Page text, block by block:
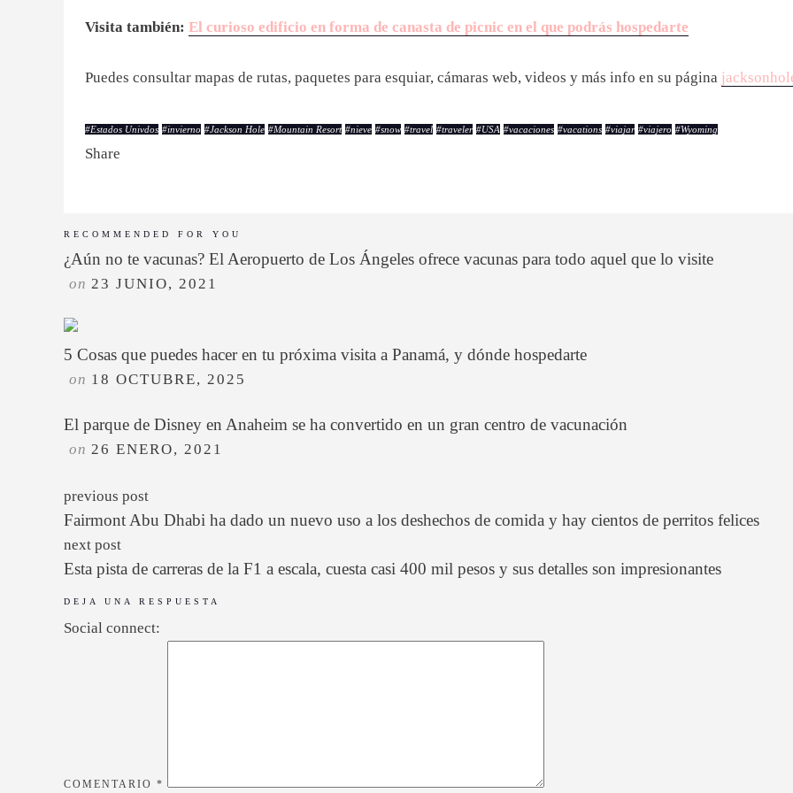
Visita también: El curioso edificio en forma de canasta de picnic en el que podrás hospedarte
Puedes consultar mapas de rutas, paquetes para esquiar, cámaras web, videos y más info en su página
#Estados Univdos #invierno #Jackson Hole #Mountain Resort #nieve #snow #travel #traveler #USA #vacaciones #vacations #viajar #viajero #Wyoming
Share
RECOMMENDED FOR YOU
¿Aún no te vacunas? El Aeropuerto de Los Ángeles ofrece vacunas para todo aquel que lo visite
on 23 JUNIO, 2021
5 Cosas que puedes hacer en tu próxima visita a Panamá, y dónde hospedarte
on 18 OCTUBRE, 2025
El parque de Disney en Anaheim se ha convertido en un gran centro de vacunación
on 26 ENERO, 2021
previous post
Fairmont Abu Dhabi ha dado un nuevo uso a los deshechos de comida y hay cientos de perritos felices
next post
Esta pista de carreras de la F1 a escala, cuesta casi 400 mil pesos y sus detalles son impresionantes
DEJA UNA RESPUESTA
Social connect:
COMENTARIO *